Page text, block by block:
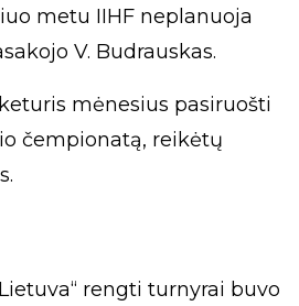
metu IIHF neplanuoja
V. Budrauskas.
mėnesius pasiruošti
čempionatą, reikėtų
rengti turnyrai buvo